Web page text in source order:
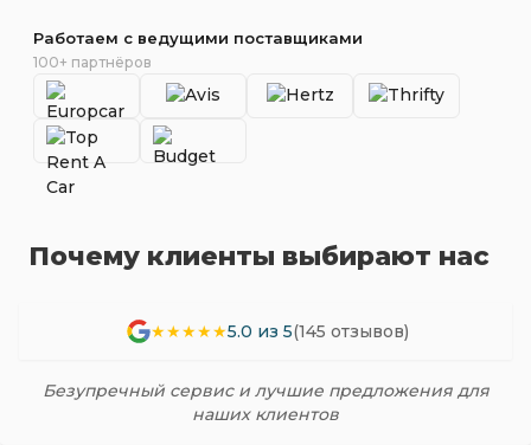
Работаем с ведущими поставщиками
100+ партнёров
Почему клиенты выбирают нас
★★★★★5.0 из 5(145 отзывов)
Безупречный сервис и лучшие предложения для
наших клиентов